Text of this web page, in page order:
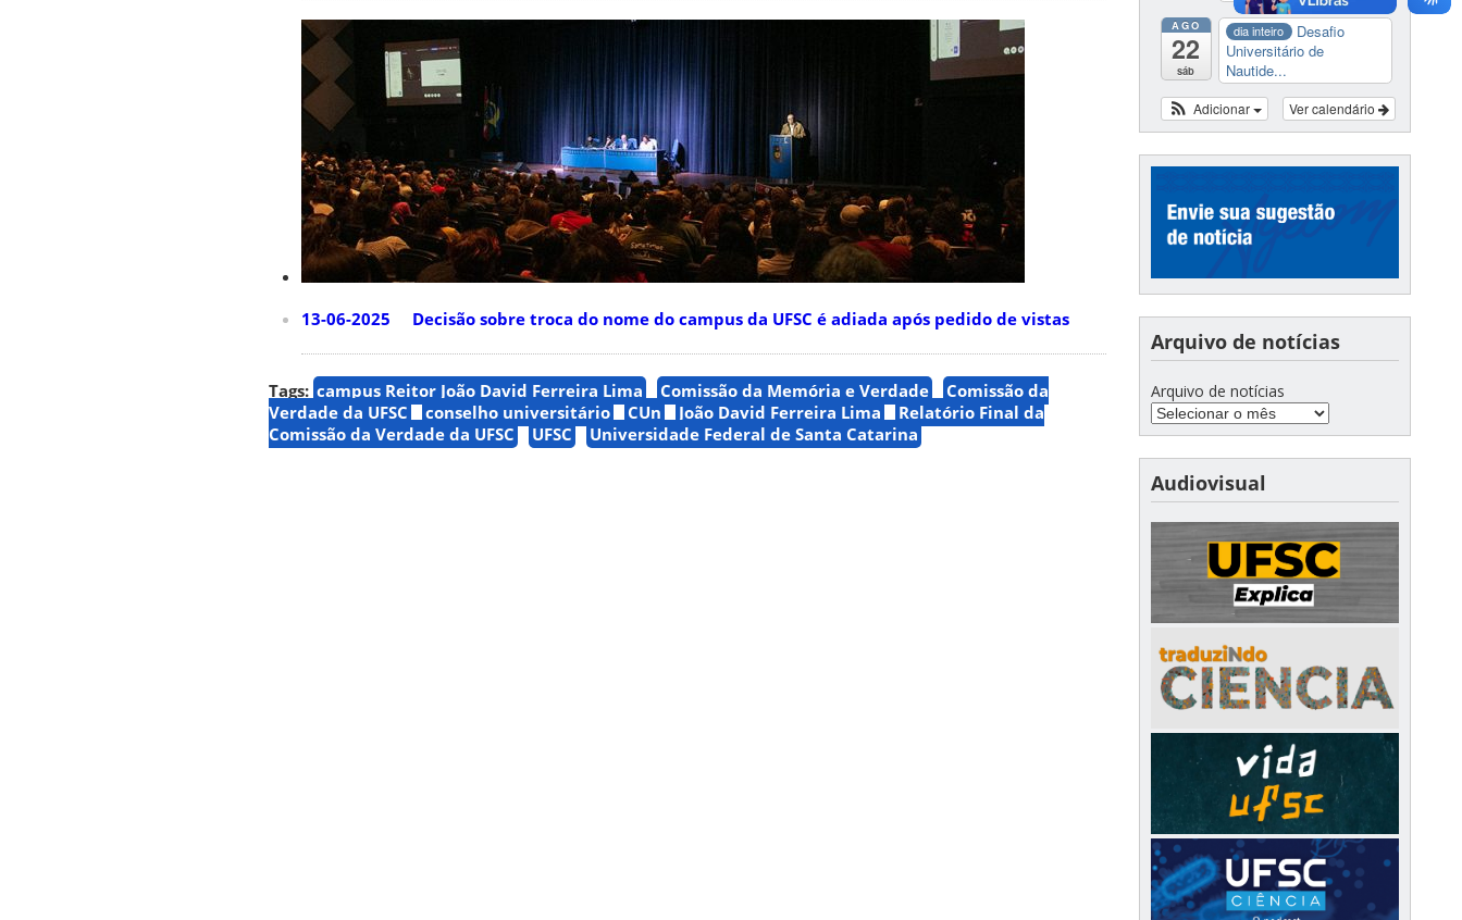
13-06-2025 Decisão sobre troca do nome do campus da UFSC é adiada após pedido de vistas
Tags: campus Reitor João David Ferreira Lima Comissão da Memória e Verdade
Comissão da
Verdade da UFSC
conselho universitário CUn João David Ferreira Lima
Relatório Final da
Comissão da Verdade da UFSC
UFSC Universidade Federal de Santa Catarina
AGO
22
sáb
dia inteiro
Desafio
Universitário de
Nautide...
Ver calendário
Adicionar
Arquivo de notícias
Arquivo de notícias
Audiovisual